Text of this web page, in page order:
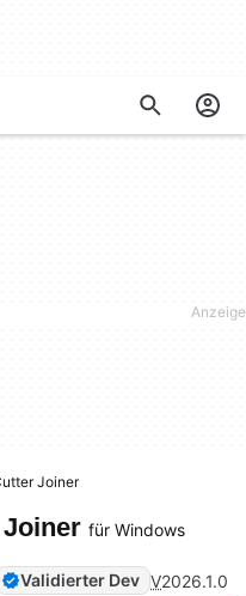
Joiner
Joiner für Windows
Validierter Dev V2026.1.0